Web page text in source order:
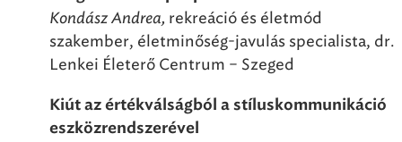
Kondász Andrea, rekreáció és életmód
szakember, életminőség-javulás specialista, dr.
Lenkei Életerő Centrum – Szeged
Kiút az értékválságból a stíluskommunikáció
eszközrendszerével